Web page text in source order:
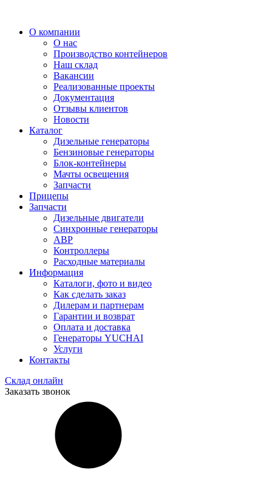
О компании
О нас
Производство контейнеров
Наш склад
Вакансии
Реализованные проекты
Документация
Отзывы клиентов
Новости
Каталог
Дизельные генераторы
Бензиновые генераторы
Блок-контейнеры
Мачты освещения
Запчасти
Прицепы
Запчасти
Дизельные двигатели
Синхронные генераторы
АВР
Контроллеры
Расходные материалы
Информация
Каталоги, фото и видео
Как сделать заказ
Дилерам и партнерам
Гарантии и возврат
Оплата и доставка
Генераторы YUCHAI
Услуги
Контакты
Склад онлайн
Заказать звонок